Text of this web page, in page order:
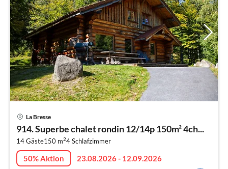
La Bresse
914. Superbe chalet rondin 12/14p 150m² 4ch...
14 Gäste150 m24Schlafzimmer
50% Aktion
23.08.2026 - 12.09.2026